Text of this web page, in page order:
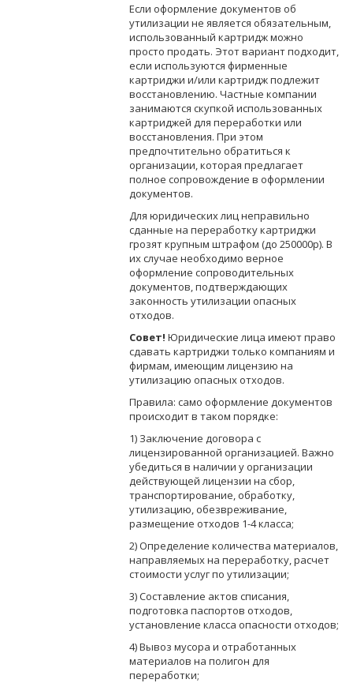
Если оформление документов об
утилизации не является обязательным,
использованный картридж можно
просто продать. Этот вариант подходит,
если используются фирменные
картриджи и/или картридж подлежит
восстановлению. Частные компании
занимаются скупкой использованных
картриджей для переработки или
восстановления. При этом
предпочтительно обратиться к
организации, которая предлагает
полное сопровождение в оформлении
документов.
Для юридических лиц неправильно
сданные на переработку картриджи
грозят крупным штрафом (до 250000р). В
их случае необходимо верное
оформление сопроводительных
документов, подтверждающих
законность утилизации опасных
отходов.
Совет! Юридические лица имеют право
сдавать картриджи только компаниям и
фирмам, имеющим лицензию на
утилизацию опасных отходов.
Правила: само оформление документов
происходит в таком порядке:
1) Заключение договора с
лицензированной организацией. Важно
убедиться в наличии у организации
действующей лицензии на сбор,
транспортирование, обработку,
утилизацию, обезвреживание,
размещение отходов 1-4 класса;
2) Определение количества материалов,
направляемых на переработку, расчет
стоимости услуг по утилизации;
3) Составление актов списания,
подготовка паспортов отходов,
установление класса опасности отходов;
4) Вывоз мусора и отработанных
материалов на полигон для
переработки;